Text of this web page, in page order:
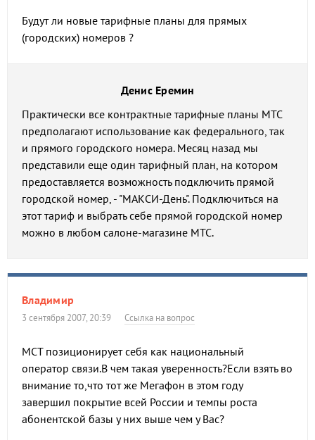
Будут ли новые тарифные планы для прямых
(городских) номеров ?
Денис Еремин
Практически все контрактные тарифные планы МТС
предполагают использование как федерального, так
и прямого городского номера. Месяц назад мы
представили еще один тарифный план, на котором
предоставляется возможность подключить прямой
городской номер, - "МАКСИ-День". Подключиться на
этот тариф и выбрать себе прямой городской номер
можно в любом салоне-магазине МТС.
Владимир
3 сентября 2007, 20:39 Ссылка на вопрос
МСТ позиционирует себя как национальный
оператор связи.В чем такая уверенность?Если взять во
внимание то,что тот же Мегафон в этом году
завершил покрытие всей России и темпы роста
абонентской базы у них выше чем у Вас?